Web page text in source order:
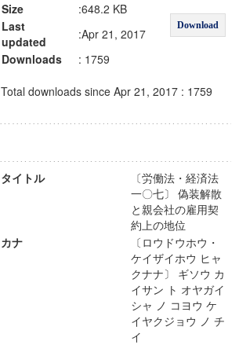
Download
Size
:648.2 KB
Last
updated
:Apr 21, 2017
Downloads
: 1759
Total downloads since Apr 21, 2017 : 1759
タイトル
〔労働法・経済法
一〇七〕 偽装解散
と親会社の雇用契
約上の地位
カナ
〔ロウドウホウ・
ケイザイホウ ヒャ
クナナ〕 ギソウ カ
イサン ト オヤガイ
シャ ノ コヨウ ケ
イヤクジョウ ノ チ
イ